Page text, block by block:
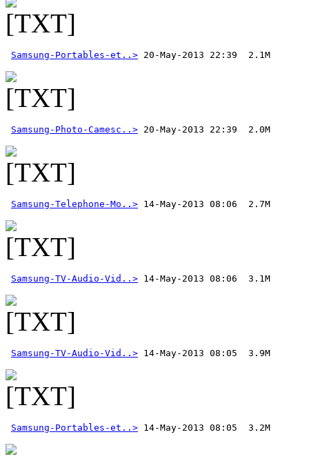
Samsung-Portables-et..>
Samsung-Photo-Camesc..> 20-May-2013 22:39  2.0M
Samsung-Telephone-Mo..>
Samsung-TV-Audio-Vid..>
Samsung-TV-Audio-Vid..>
Samsung-Portables-et..>